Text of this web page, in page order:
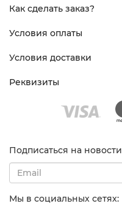
Как сделать заказ?
Условия оплаты
Условия доставки
Реквизиты
Подписаться на новости
Мы в социальных сетях: